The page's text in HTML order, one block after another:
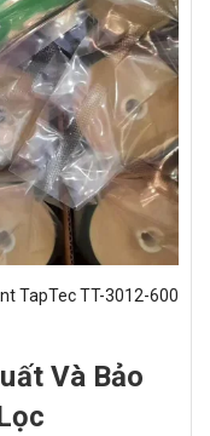
TapTec TT-3012-600
Và Bảo